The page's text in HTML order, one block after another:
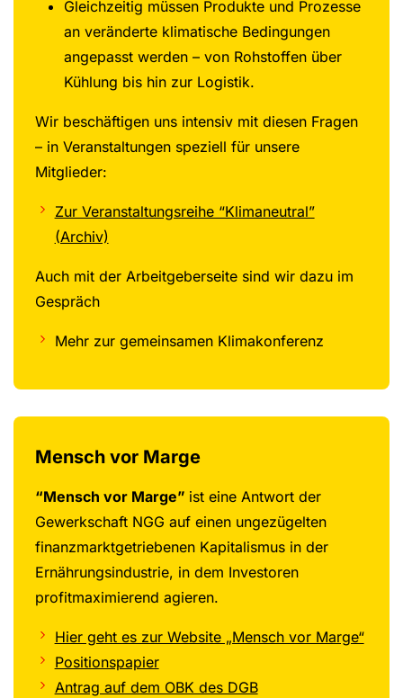
Gleichzeitig müssen Produkte und Prozesse
an veränderte klimatische Bedingungen
angepasst werden – von Rohstoffen über
Kühlung bis hin zur Logistik.
Wir beschäftigen uns intensiv mit diesen Fragen
– in Veranstaltungen speziell für unsere
Mitglieder:
Zur Veranstaltungsreihe “Klimaneutral”
(Archiv)
Auch mit der Arbeitgeberseite sind wir dazu im
Gespräch
Mehr zur gemeinsamen Klimakonferenz
Mensch vor Marge
“Mensch vor Marge” ist eine Antwort der
Gewerkschaft NGG auf einen ungezügelten
finanzmarktgetriebenen Kapitalismus in der
Ernährungsindustrie, in dem Investoren
profitmaximierend agieren.
Hier geht es zur Website „Mensch vor Marge“
Positionspapier
Antrag auf dem OBK des DGB